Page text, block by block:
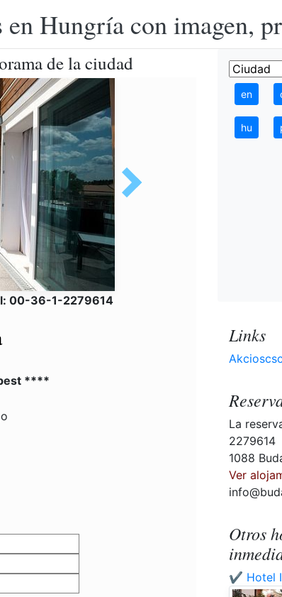
Hungría con imagen,
de la ciudad
00-36-1-2279614
****
en
hu
Links
La
2279614
1088
Ver
Otros
✔️ Hotel